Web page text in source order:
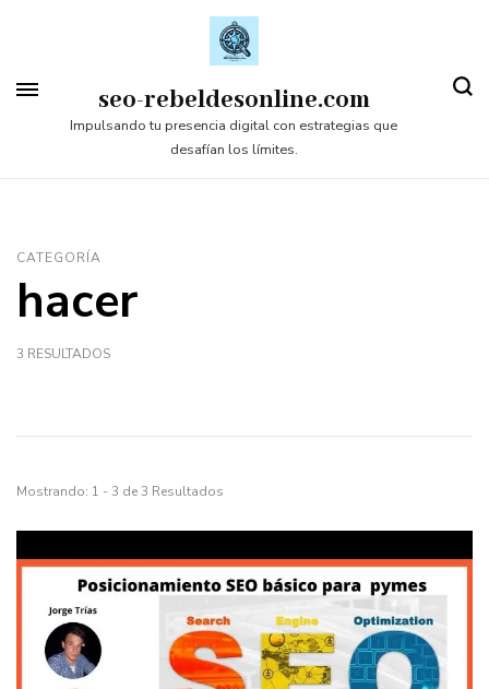
contenido
(presiona
seo-rebeldesonline.com
Impulsando tu presencia digital con estrategias que
desafían los límites.
CATEGORÍA
hacer
3 RESULTADOS
Mostrando: 1 - 3 de 3 Resultados